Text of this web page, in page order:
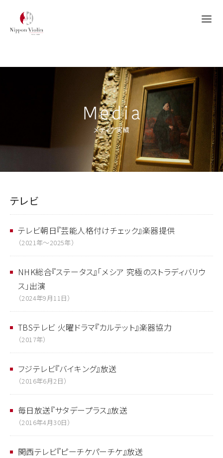
Media
メディア実績
テレビ
テレビ朝日『芸能人格付けチェック』楽器提供
（2021年〜2025年）
NHK総合『ステータス』「メシア 究極のストラディバリウ
ス」出演
（2024年9月11日）
TBSテレビ 火曜ドラマ『カルテット』楽器協力
（2017年）
フジテレビ『バイキング』放送
（2016年6月2日）
毎日放送『サタデープラス』放送
（2016年4月30日）
関西テレビ『ピーチケパーチケ』放送